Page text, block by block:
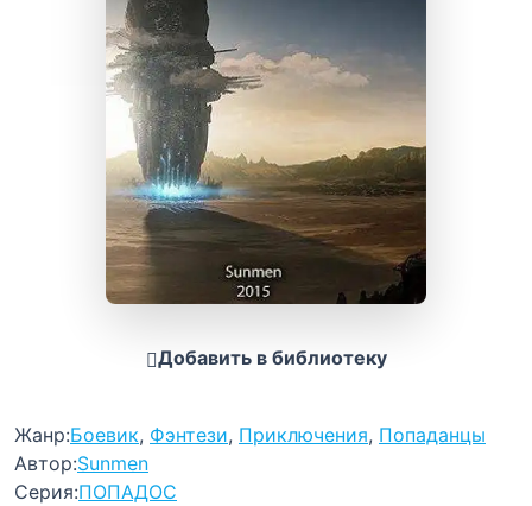
Добавить в библиотеку
Жанр:Боевик, Фэнтези, Приключения, Попаданцы
Автор:Sunmen
Серия:ПОПАДОС